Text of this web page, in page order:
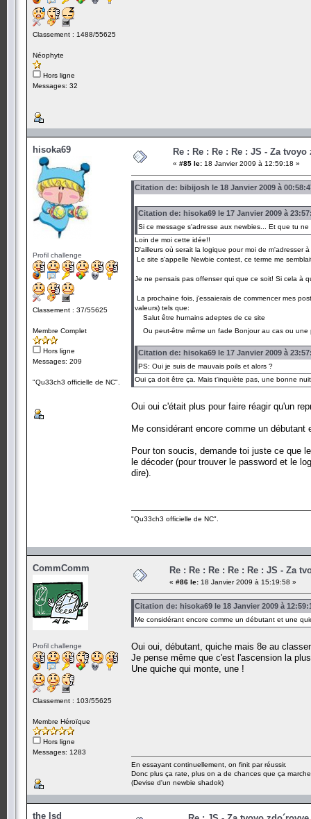
Classement : 1488/55625
Néophyte
Hors ligne
Messages: 32
hisoka69
Profil challenge
Classement : 37/55625
Membre Complet
Hors ligne
Messages: 209
"Qu33ch3 officielle de NC".
Re : Re : Re : Re : JS - Za tvoyo
« #85 le: 18 Janvier 2009 à 12:59:18 »
Citation de: bibijosh le 18 Janvier 2009 à
Citation de: hisoka69 le 17 Janvier 2009 à
Si ce message s'adresse aux newbies... Et que tu
Loin de moi cette idée!!
D'ailleurs où serait la logique pour moi de m'adresser
Le site s'appelle Newbie contest, ce terme me
Je ne pensais pas offenser qui que ce soit! Si cela à
La prochaine fois, j'essaierais de commencer mes
valeurs) tels que:
Salut être humains adeptes de ce site
Ou peut-être même un fade Bonjour au cas ou
Citation de: hisoka69 le 17 Janvier 2009 à
PS: Oui je suis de mauvais poils et alors ?
Oui ça doit être ça. Mais t'inquiète pas, une bonne
Oui oui c'était plus pour faire réagir qu'un
Me considérant encore comme un débutant
Pour ton soucis, demande toi juste ce que
le décoder (pour trouver le password et le
dire).
"Qu33ch3 officielle de NC".
CommComm
Profil challenge
Classement : 103/55625
Membre Héroïque
Hors ligne
Messages: 1283
Re : Re : Re : Re : Re : JS - Za
« #86 le: 18 Janvier 2009 à 15:19:58 »
Citation de: hisoka69 le 18 Janvier 2009 à
Me considérant encore comme un débutant et une
Oui oui, débutant, quiche mais 8e au
Je pense même que c'est l'ascension la
Une quiche qui monte, une !
En essayant continuellement, on finit par réussir.
Donc plus ça rate, plus on a de chances que ça
(Devise d'un newbie shadok)
the lsd